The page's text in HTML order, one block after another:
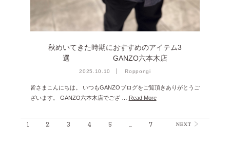
秋めいてきた時期におすすめのアイテム3
選 GANZO六本木店
2025.10.10 Roppongi
皆さまこんにちは。 いつもGANZOブログをご覧頂きありがとうご
ざいます。 GANZO六本木店でござ …
Read More
1 2 3 4 5 … 7